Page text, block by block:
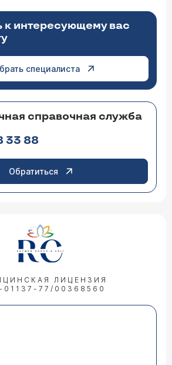
к интересующему вас
специалиста
справочная служба
33 88
Обратиться
ЛИЦЕНЗИЯ
01137-77/00368560